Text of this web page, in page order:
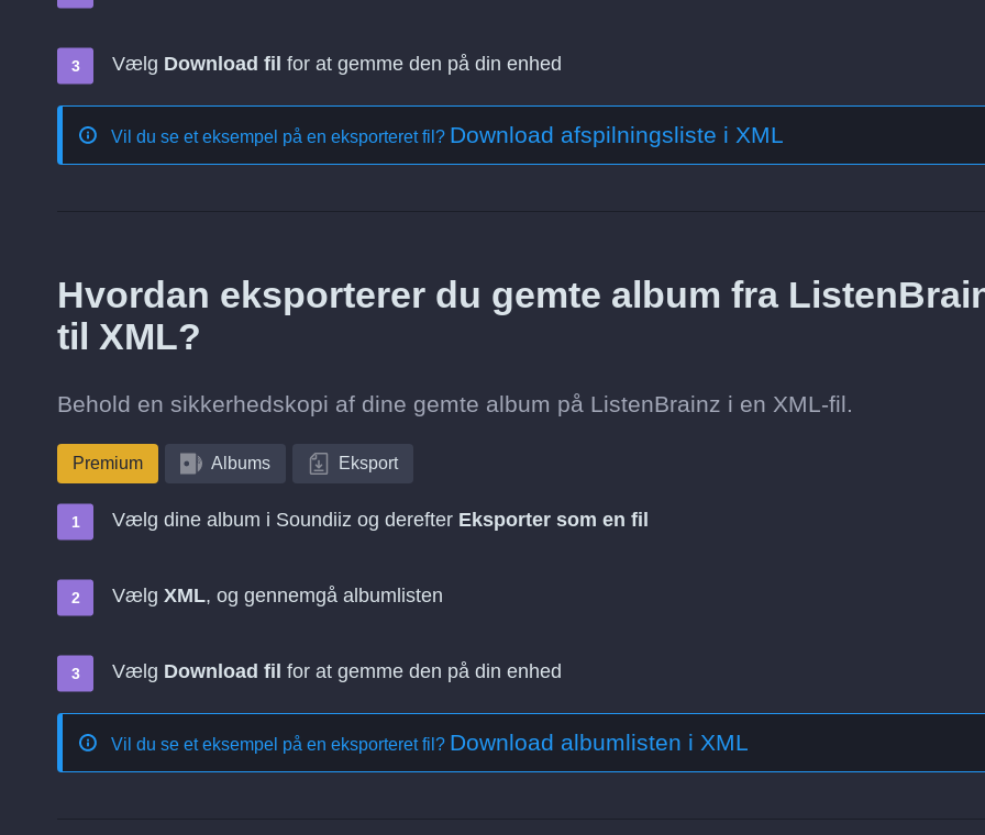
Vælg Download fil for at gemme den på din enhed
Vil du se et eksempel på en eksporteret fil? Download afspilningsliste i XML
Hvordan eksporterer du gemte album fra
til XML?
Behold en sikkerhedskopi af dine gemte album på ListenBrainz i en XML-fil.
Premium Albums Eksport
Vælg dine album i Soundiiz og derefter Eksporter som en fil
Vælg XML, og gennemgå albumlisten
Vælg Download fil for at gemme den på din enhed
Vil du se et eksempel på en eksporteret fil? Download albumlisten i XML